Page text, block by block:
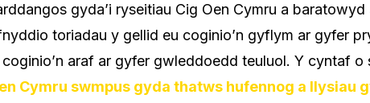
gyda’i ryseitiau Cig Oen Cymru a
toriadau y gellid eu coginio’n gyflym ar gyfer
araf ar gyfer gwleddoedd teuluol. Y cyntaf o
Cymru swmpus gyda thatws hufennog a llysiau